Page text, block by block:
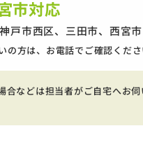
市対応
戸市西区、 三田市、西宮市
方は、お電話でご確認くださ
などは担当者がご自宅へお